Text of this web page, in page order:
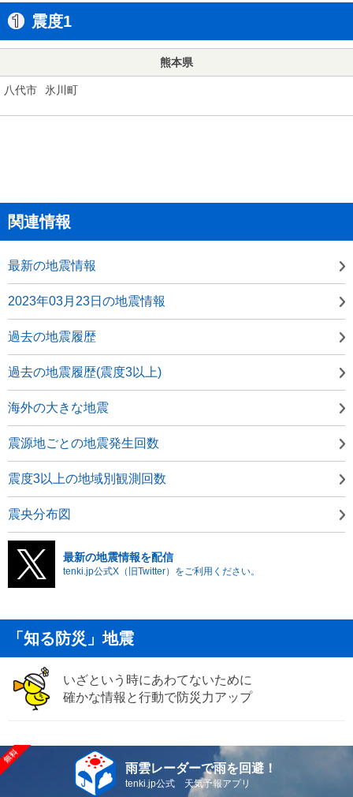
震度1
熊本県
八代市 氷川町
関連情報
最新の地震情報
2023年03月23日の地震情報
過去の地震履歴
過去の地震履歴(震度3以上)
海外の大きな地震
震源地ごとの地震発生回数
震度3以上の地域別観測回数
震央分布図
最新の地震情報を配信
tenki.jp公式X（旧Twitter）をご利用ください。
「知る防災」地震
いざという時にあわてないために
確かな情報と行動で防災力アップ
雨雲レーダーで雨を回避！
tenki.jp公式 天気予報アプリ